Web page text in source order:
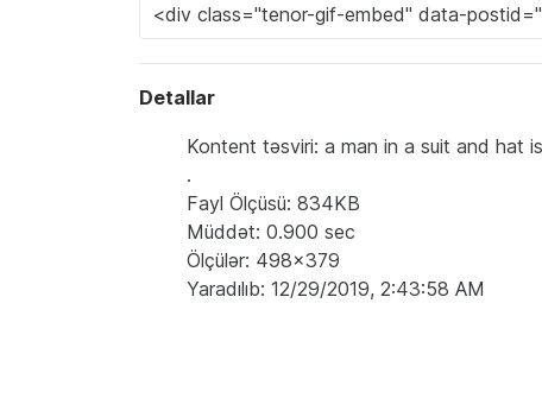
Detallar
Kontent təsviri: a man in a suit and hat
.
Fayl Ölçüsü: 834KB
Müddət: 0.900 sec
Ölçülər: 498x379
Yaradılıb: 12/29/2019, 2:43:58 AM